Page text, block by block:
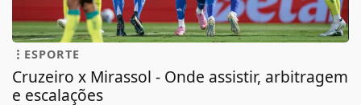
ESPORTE
Cruzeiro x Mirassol - Onde assistir, arbitragem
e escalações